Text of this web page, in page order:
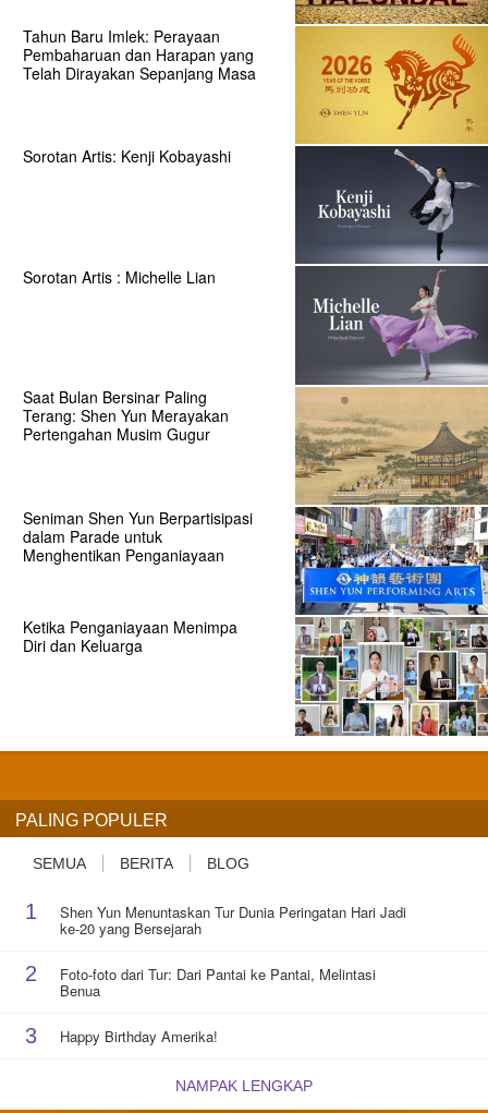
Tahun Baru Imlek: Perayaan
Pembaharuan dan Harapan yang
Telah Dirayakan Sepanjang Masa
Sorotan Artis: Kenji Kobayashi
Sorotan Artis : Michelle Lian
Saat Bulan Bersinar Paling
Terang: Shen Yun Merayakan
Pertengahan Musim Gugur
Seniman Shen Yun Berpartisipasi
dalam Parade untuk
Menghentikan Penganiayaan
Ketika Penganiayaan Menimpa
Diri dan Keluarga
PALING POPULER
SEMUA BERITA BLOG
1 Shen Yun Menuntaskan Tur Dunia Peringatan Hari Jadi
ke-20 yang Bersejarah
2 Foto-foto dari Tur: Dari Pantai ke Pantai, Melintasi
Benua
3 Happy Birthday Amerika!
NAMPAK LENGKAP